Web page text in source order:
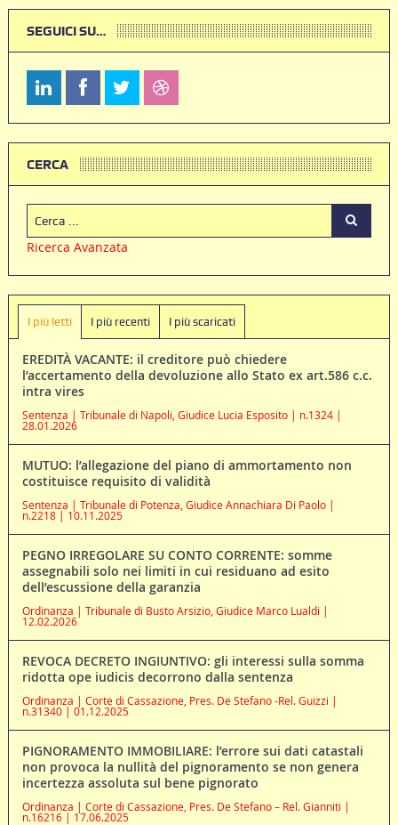
SEGUICI SU…
CERCA
Ricerca Avanzata
I più letti I più recenti I più scaricati
EREDITÀ VACANTE: il creditore può chiedere
l’accertamento della devoluzione allo Stato ex art.586 c.c.
intra vires
Sentenza | Tribunale di Napoli, Giudice Lucia Esposito | n.1324 |
28.01.2026
MUTUO: l’allegazione del piano di ammortamento non
costituisce requisito di validità
Sentenza | Tribunale di Potenza, Giudice Annachiara Di Paolo |
n.2218 | 10.11.2025
PEGNO IRREGOLARE SU CONTO CORRENTE: somme
assegnabili solo nei limiti in cui residuano ad esito
dell’escussione della garanzia
Ordinanza | Tribunale di Busto Arsizio, Giudice Marco Lualdi |
12.02.2026
REVOCA DECRETO INGIUNTIVO: gli interessi sulla somma
ridotta ope iudicis decorrono dalla sentenza
Ordinanza | Corte di Cassazione, Pres. De Stefano -Rel. Guizzi |
n.31340 | 01.12.2025
PIGNORAMENTO IMMOBILIARE: l’errore sui dati catastali
non provoca la nullità del pignoramento se non genera
incertezza assoluta sul bene pignorato
Ordinanza | Corte di Cassazione, Pres. De Stefano – Rel. Gianniti |
n.16216 | 17.06.2025